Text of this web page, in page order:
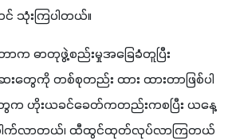
သုံးကြပါတယ်။
က ဓာတုဖွဲ့စည်းမှုအခြေခံတူပြီး
ေကို တစ်စုတည်း ထား ထားတာဖြစ်ပါ
က ဟိုးယခင်ခေတ်ကတည်းကစပြီး ယနေ့
ပေါက်လာတယ်၊ ထီထွင်ထုတ်လုပ်လာကြတယ်